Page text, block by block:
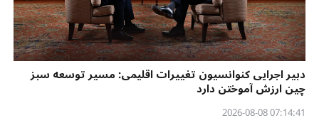
دبیر اجرایی کنوانسیون تغییرات اقلیمی: مسیر توسعه سبز
چین ارزش آموختن دارد
07:14:41 2026-08-08